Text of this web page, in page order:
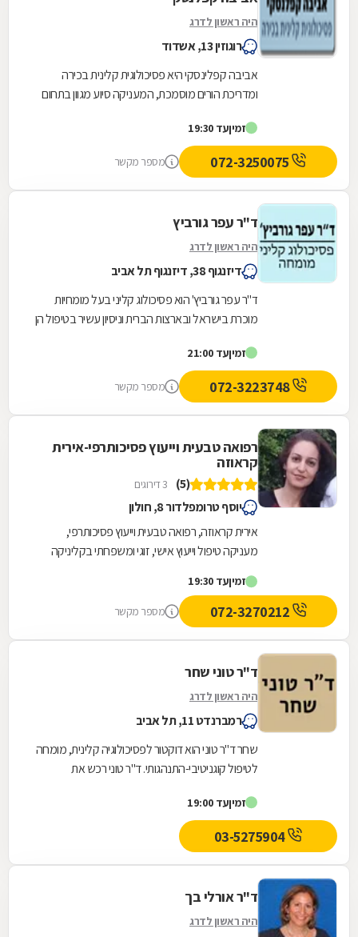
היה ראשון לדרג
רוגוזין 13, אשדוד
אביבה קפלינסקי היא פסיכולוגית קלינית בכירה
ומדריכת הורים מוסמכת, המעניקה סיוע מגוון בתחום
כולל בתוכו...
זמיןעד 19:30
מספר מקשר
ד"ר עפר גורביץ
היה ראשון לדרג
דיזנגוף 38, דיזנגוף תל אביב
ד"ר עפר גורביץ' הוא פסיכולוג קליני בעל מומחיות
מוכרת בישראל ובארצות הברית וניסיון עשיר בטיפול הן
זמיןעד 21:00
072-3223748 מספר מקשר
רפואה טבעית וייעוץ פסיכותרפי-אירית
קראוזה
(5) 3 דירוגים
יוסף טרומפלדור 8, חולון
אירית קראוזה, רפואה טבעית וייעוץ פסיכותרפי,
מעניקה טיפול וייעוץ אישי, זוגי ומשפחתי בקליניקה
מתמחה...
זמיןעד 19:30
מספר מקשר
ד"ר טוני שחר
היה ראשון לדרג
רמברנדט 11, תל אביב
שחר ד"ר טוני הוא דוקטור לפסיכולוגיה קלינית, מומחה
לטיפול קוגניטיבי-התנהגותי. ד"ר טוני רכש את
בטיפול...
זמיןעד 19:00
03-5275904
ד"ר אורלי בך
היה ראשון לדרג